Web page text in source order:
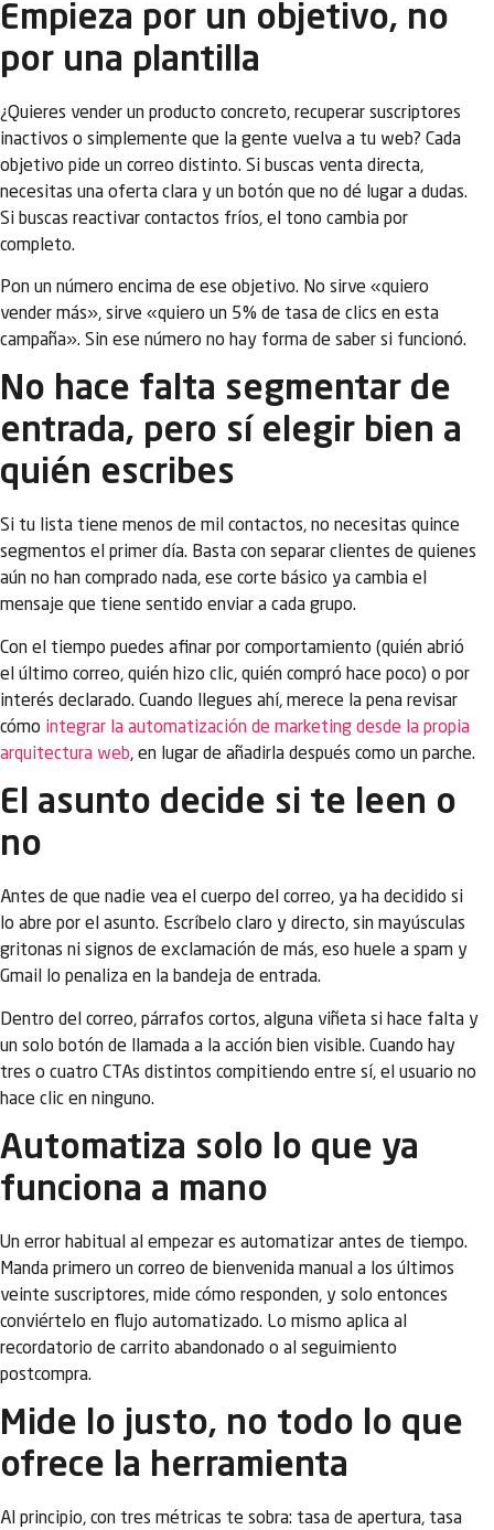
Empieza por un objetivo, no
por una plantilla
¿Quieres vender un producto concreto, recuperar suscriptores
inactivos o simplemente que la gente vuelva a tu web? Cada
objetivo pide un correo distinto. Si buscas venta directa,
necesitas una oferta clara y un botón que no dé lugar a dudas.
Si buscas reactivar contactos fríos, el tono cambia por
completo.
Pon un número encima de ese objetivo. No sirve «quiero
vender más», sirve «quiero un 5% de tasa de clics en esta
campaña». Sin ese número no hay forma de saber si funcionó.
No hace falta segmentar de
entrada, pero sí elegir bien a
quién escribes
Si tu lista tiene menos de mil contactos, no necesitas quince
segmentos el primer día. Basta con separar clientes de quienes
aún no han comprado nada, ese corte básico ya cambia el
mensaje que tiene sentido enviar a cada grupo.
Con el tiempo puedes afinar por comportamiento (quién abrió
el último correo, quién hizo clic, quién compró hace poco) o por
interés declarado. Cuando llegues ahí, merece la pena revisar
cómo integrar la automatización de marketing desde la propia
arquitectura web, en lugar de añadirla después como un parche.
El asunto decide si te leen o
no
Antes de que nadie vea el cuerpo del correo, ya ha decidido si
lo abre por el asunto. Escríbelo claro y directo, sin mayúsculas
gritonas ni signos de exclamación de más, eso huele a spam y
Gmail lo penaliza en la bandeja de entrada.
Dentro del correo, párrafos cortos, alguna viñeta si hace falta y
un solo botón de llamada a la acción bien visible. Cuando hay
tres o cuatro CTAs distintos compitiendo entre sí, el usuario no
hace clic en ninguno.
Automatiza solo lo que ya
funciona a mano
Un error habitual al empezar es automatizar antes de tiempo.
Manda primero un correo de bienvenida manual a los últimos
veinte suscriptores, mide cómo responden, y solo entonces
conviértelo en flujo automatizado. Lo mismo aplica al
recordatorio de carrito abandonado o al seguimiento
postcompra.
Mide lo justo, no todo lo que
ofrece la herramienta
Al principio, con tres métricas te sobra: tasa de apertura, tasa